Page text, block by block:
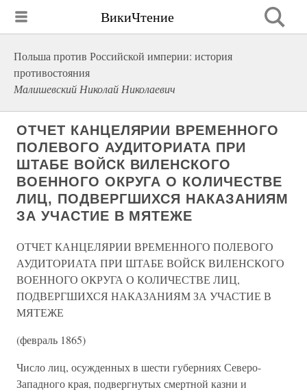
ВикиЧтение
Польша против Российской империи: история
противостояния
Малишевский Николай Николаевич
ОТЧЕТ КАНЦЕЛЯРИИ ВРЕМЕННОГО
ПОЛЕВОГО АУДИТОРИАТА ПРИ
ШТАБЕ ВОЙСК ВИЛЕНСКОГО
ВОЕННОГО ОКРУГА О КОЛИЧЕСТВЕ
ЛИЦ, ПОДВЕРГШИХСЯ НАКАЗАНИЯМ
ЗА УЧАСТИЕ В МЯТЕЖЕ
ОТЧЕТ КАНЦЕЛЯРИИ ВРЕМЕННОГО ПОЛЕВОГО
АУДИТОРИАТА ПРИ ШТАБЕ ВОЙСК ВИЛЕНСКОГО
ВОЕННОГО ОКРУГА О КОЛИЧЕСТВЕ ЛИЦ,
ПОДВЕРГШИХСЯ НАКАЗАНИЯМ ЗА УЧАСТИЕ В
МЯТЕЖЕ
(февраль 1865)
Число лиц, осужденных в шести губерниях Северо-
Западного края, подвергнутых смертной казни и